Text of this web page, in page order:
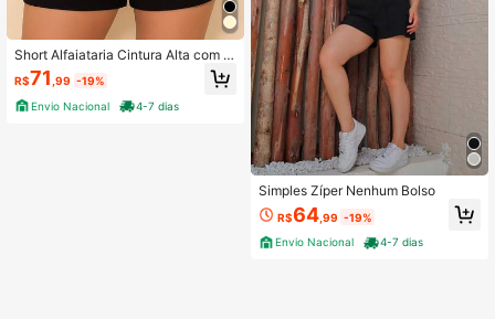
Short Alfaiataria Cintura Alta com D
etalhe Dourado-Monajeys
R$71 ,99 -19%
Envio Nacional
4-7 dias
Simples Zíper Nenhum Bolso
R$64,99 -19%
Envio Nacional
4-7 dias